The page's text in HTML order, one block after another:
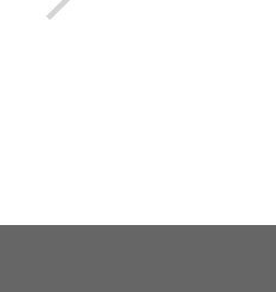
Nächstes